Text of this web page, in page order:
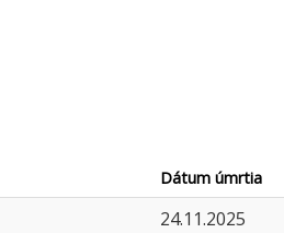
Dátum úmrtia
24.11.2025